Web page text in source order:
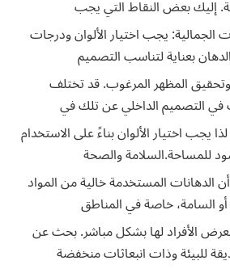
إليك بعض النقاط التي يجب
الجمالية: يجب اختيار الألوان ودرجات
بعناية لتناسب التصميم
وتحقيق المظهر المرغوب. قد تختلف
في التصميم الداخلي عن تلك في
يجب اختيار الألوان بناءً على الاستخدام
للمساحة.السلامة والصحة
الدهانات المستخدمة خالية من المواد
أو السامة، خاصة في المناطق
الأفراد لها بشكل مباشر. بحث عن
للبيئة وذات انبعاثات منخفضة